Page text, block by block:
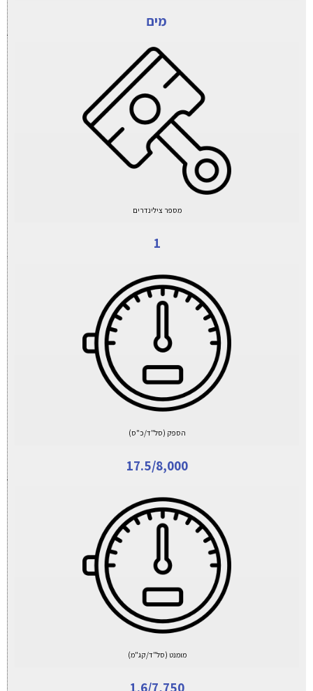
מים
מספר צילינדרים
1
הספק (סל"ד/כ"ס)
17.5/8,000
מומנט (סל"ד/קג"מ)
1.6/7,750